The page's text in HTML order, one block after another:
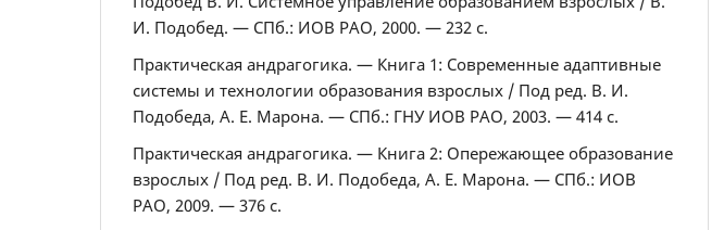
И. Подобед. — СПб.: ИОВ РАО, 2000. — 232 с.
Практическая андрагогика. — Книга 1: Современные адаптивные
системы и технологии образования взрослых / Под ред. В. И.
Подобеда, А. Е. Марона. — СПб.: ГНУ ИОВ РАО, 2003. — 414 с.
Практическая андрагогика. — Книга 2: Опережающее образование
взрослых / Под ред. В. И. Подобеда, А. Е. Марона. — СПб.: ИОВ
РАО, 2009. — 376 с.